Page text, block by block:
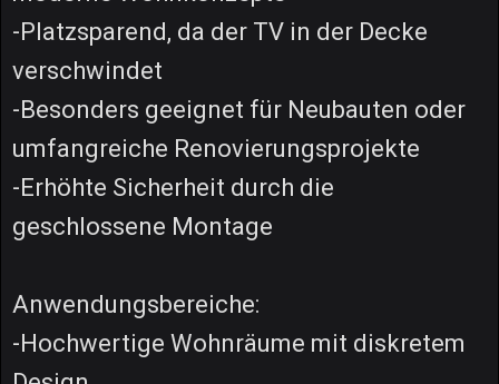
-Platzsparend, da der TV in der Decke
verschwindet
-Besonders geeignet für Neubauten oder
umfangreiche Renovierungsprojekte
-Erhöhte Sicherheit durch die
geschlossene Montage
Anwendungsbereiche:
-Hochwertige Wohnräume mit diskretem